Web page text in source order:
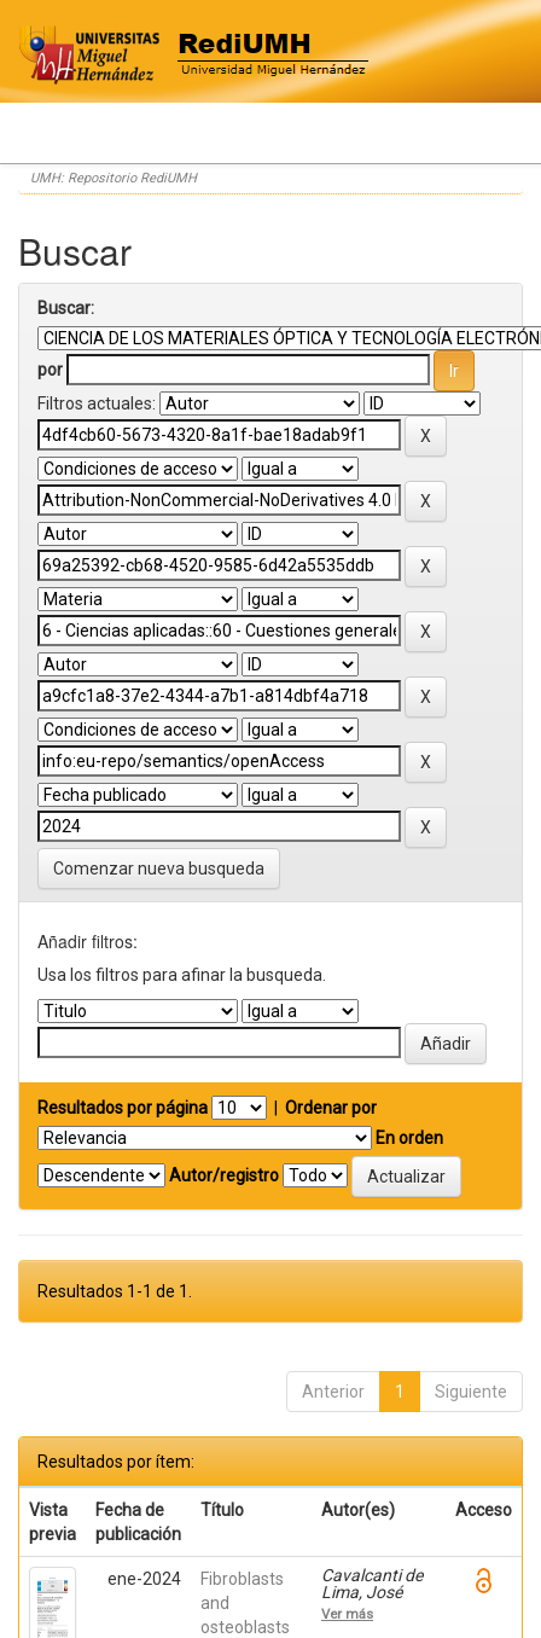
Skip
navigation
UMH: Repositorio RediUMH
Buscar
Buscar:
por
Filtros actuales:
Comenzar nueva busqueda
Añadir filtros:
Usa los filtros para afinar la busqueda.
Resultados por página
Ordenar por
En orden
Autor/registro
Resultados 1-1 de 1.
Anterior 1 Siguiente
Resultados por ítem:
Vista
previa
Fecha de
publicación
Título Autor(es) Acceso
ene-2024
Fibroblasts
and
osteoblasts
Cavalcanti de
Lima, José
Henrique;
Robbs ,
Ver más